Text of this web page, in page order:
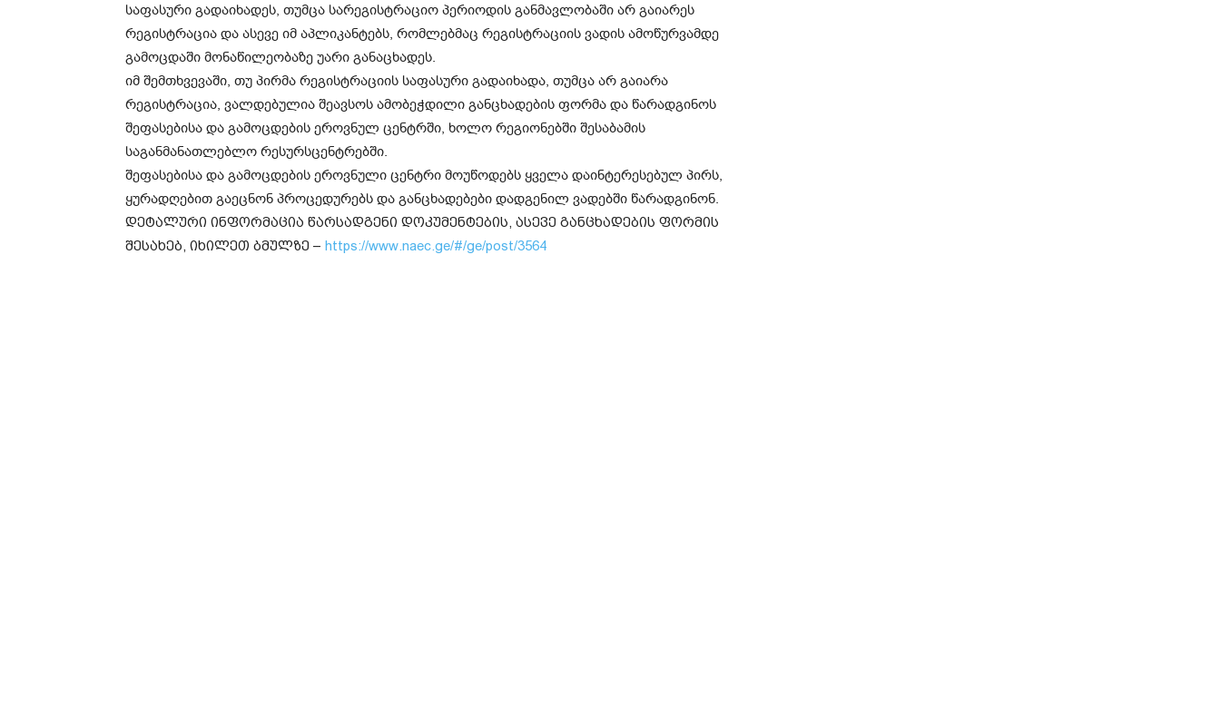
საფასური გადაიხადეს, თუმცა სარეგისტრაციო პერიოდის განმავლობაში არ გაიარეს
რეგისტრაცია და ასევე იმ აპლიკანტებს, რომლებმაც რეგისტრაციის ვადის ამოწურვამდე
გამოცდაში მონაწილეობაზე უარი განაცხადეს.
იმ შემთხვევაში, თუ პირმა რეგისტრაციის საფასური გადაიხადა, თუმცა არ გაიარა
რეგისტრაცია, ვალდებულია შეავსოს ამობეჭდილი განცხადების ფორმა და წარადგინოს
შეფასებისა და გამოცდების ეროვნულ ცენტრში, ხოლო რეგიონებში შესაბამის
საგანმანათლებლო რესურსცენტრებში.
შეფასებისა და გამოცდების ეროვნული ცენტრი მოუწოდებს ყველა დაინტერესებულ პირს,
ყურადღებით გაეცნონ პროცედურებს და განცხადებები დადგენილ ვადებში წარადგინონ.
დეტალური ინფორმაცია წარსადგენი დოკუმენტების, ასევე განცხადების ფორმის
შესახებ, იხილეთ ბმულზე – https://www.naec.ge/#/ge/post/3564